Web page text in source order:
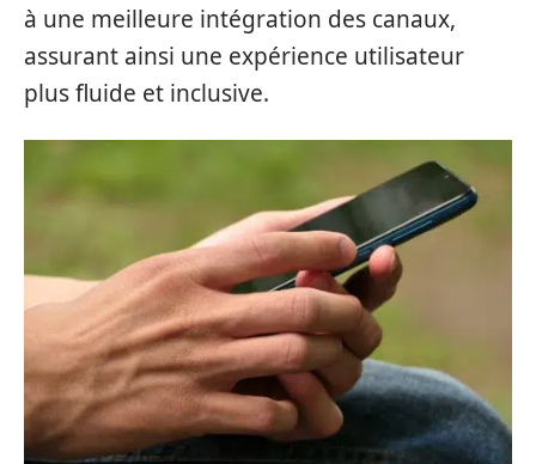
à une meilleure intégration des canaux,
assurant ainsi une expérience utilisateur
plus fluide et inclusive.